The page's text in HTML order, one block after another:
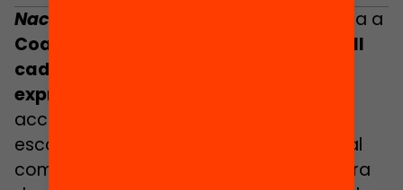
Nacer leyendo
és una iniciativa nascuda a
Coaña,
acull
cada nadó amb un poema escrit
expressament per ell o ella
acció, que uneix poetes locals, famílies,
escoles i padrins, ha esdevingut un ritual
comunitari que celebra la vida i la cultura